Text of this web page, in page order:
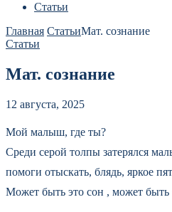
Статьи
Главная СтатьиМат. сознание
Статьи
Мат. сознание
12 августа, 2025
Мой малыш, где ты?
Среди серой толпы затерялся
помоги отыскать, блядь, яркое
Может быть это сон , может быть